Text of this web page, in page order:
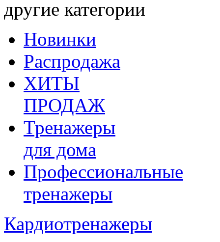
другие категории
Новинки
Распродажа
ХИТЫ
ПРОДАЖ
Тренажеры
для дома
Профессиональные
тренажеры
Кардиотренажеры